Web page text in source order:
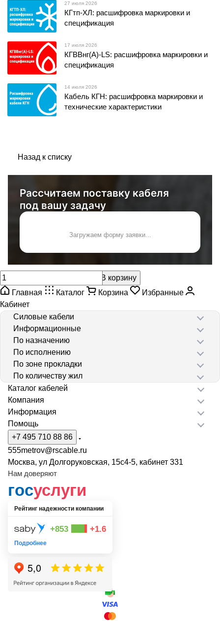
27 июля 2026
КГтп-ХЛ: расшифровка маркировки и
спецификация
17 июля 2026
КГВВнг(А)-LS: расшифровка маркировки и
спецификация
14 июля 2026
Кабель КГН: расшифровка маркировки и
технические характеристики
Назад к списку
Рассчитаем поставку кабеля
под вашу задачу
Загружаем форму заявки...
В корзину
Главная
Каталог Корзина
Избранные
Кабинет
Силовые кабели
Информационные
По назначению
По исполнению
По зоне прокладки
По количеству жил
Каталог кабелей
Компания
Информация
Помощь
+7 495 710 88 86
555metrov@rscable.ru
Москва, ул Долгоруковская, 15с4-5, кабинет 331
Нам доверяют
госуслуги
Рейтинг надежности компании
+853 +1.6
Подробнее